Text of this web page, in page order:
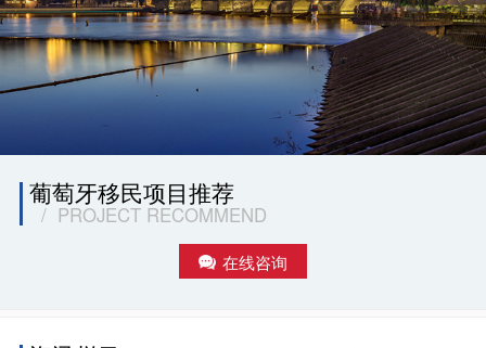
葡萄牙移民项目推荐
/ PROJECT RECOMMEND
在线咨询